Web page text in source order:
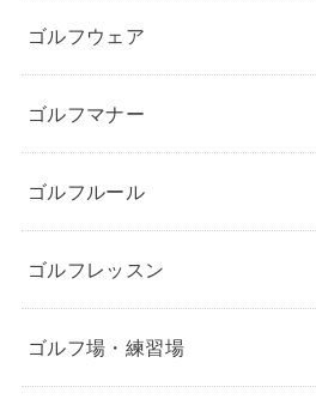
ゴルフウェア
ゴルフマナー
ゴルフルール
ゴルフレッスン
ゴルフ場・練習場